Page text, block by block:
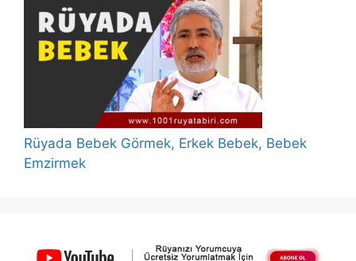
Rüyada Bebek Görmek, Erkek Bebek, Bebek
Emzirmek